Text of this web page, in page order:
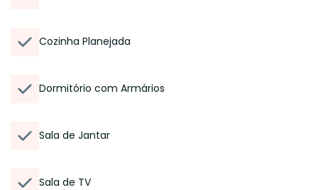
Cozinha Planejada
Dormitório com Armários
Sala de Jantar
Sala de TV